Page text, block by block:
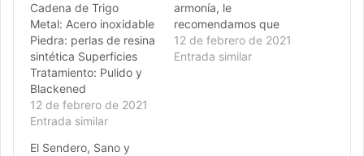
Cadena de Trigo
Metal: Acero inoxidable
Piedra: perlas de resina
sintética Superficies
Tratamiento: Pulido y
Blackened
12 de febrero de 2021
Entrada similar
armonía, le
recomendamos que
cada 28 dias lo unte
con ESENCIA
12 de febrero de 2021
Entrada similar
El Sendero, Sano y